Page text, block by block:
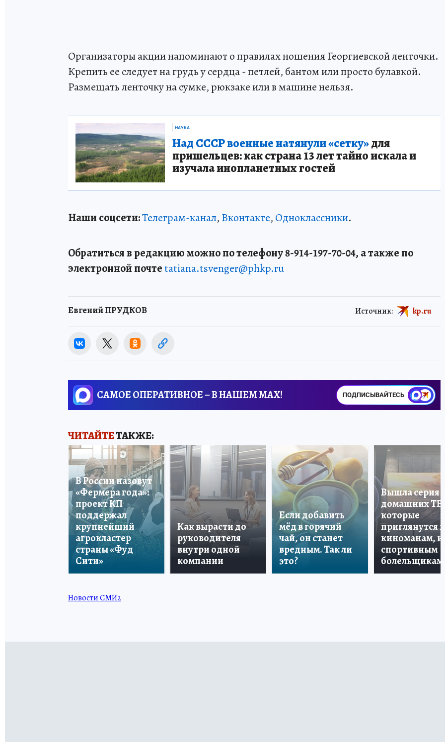
Организаторы акции напоминают о правилах ношения Георгиевской ленточки.
Крепить ее следует на грудь у сердца - петлей, бантом или просто булавкой.
Размещать ленточку на сумке, рюкзаке или в машине нельзя.
НАУКА
Над СССР военные натянули «сетку»для
пришельцев: как страна 13 лет тайно искала и
изучала инопланетных гостей
Наши соцсети:Телеграм-канал, Вконтакте, Одноклассники.
Обратиться в редакцию можно по телефону 8-914-197-70-04, а также по
электронной почтеtatiana.tsvenger@phkp.ru
Евгений ПРУДКОВ Источник: kp.ru
САМОЕ ОПЕРАТИВНОЕ – В НАШЕМ MAX! ПОДПИСЫВАЙТЕСЬ
ЧИТАЙТЕТАКЖЕ:
В России назовут
«Фермера года»:
проект КП
поддержал
крупнейший
агрокластер
страны «Фуд
Сити»
Как вырасти до
руководителя
внутри одной
компании
Если добавить
мёд в горячий
чай, он станет
вредным. Так ли
это?
Вышла серия
домашних ТВ,
которые
приглянутся и
киноманам, и
спортивным
болельщикам
Новости СМИ2